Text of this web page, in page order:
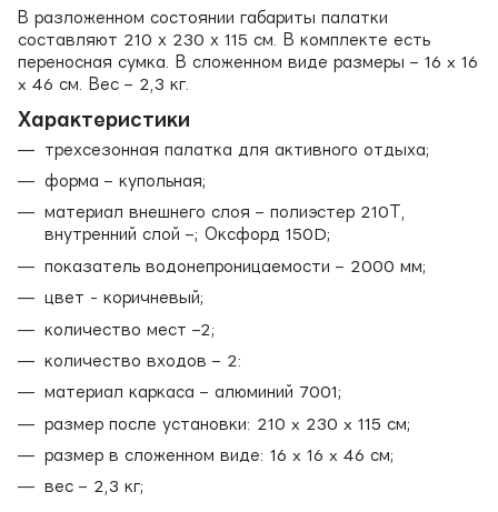
В разложенном состоянии габариты палатки
составляют 210 х 230 х 115 см. В комплекте есть
переносная сумка. В сложенном виде размеры – 16 x 16
x 46 см. Вес – 2,3 кг.
Характеристики
трехсезонная палатка для активного отдыха;
форма – купольная;
материал внешнего слоя – полиэстер 210Т,
внутренний слой –; Оксфорд 150D;
показатель водонепроницаемости – 2000 мм;
цвет - коричневый;
количество мест –2;
количество входов – 2:
материал каркаса – алюминий 7001;
размер после установки: 210 x 230 x 115 см;
размер в сложенном виде: 16 x 16 x 46 см;
вес – 2,3 кг;